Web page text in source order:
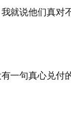
就说他们真
一句真心兑付